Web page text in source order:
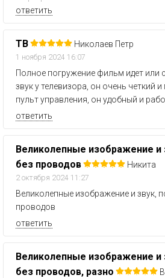
ответить
ТВ Николаев Петр
1 ноября 2024 16:07
Полное погружение фильм идет или
звук у телевизора, он очень четкий
пульт управления, он удобный и
ответить
Великолепные изображение и
без проводов
Никита
2 октября 2024 11:27
Великолепные изображение и звук,
проводов
ответить
Великолепные изображение и
без проводов, разно